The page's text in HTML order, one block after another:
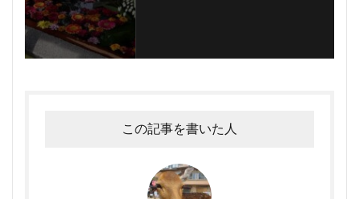
この記事を書いた人